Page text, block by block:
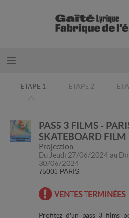
Retour
l'accueil
ETAPE 1 ETAPE 2
PASS 3 FILMS -
SKATEBOARD FILM
Projection
Du Jeudi 27/06/2024 au
30/06/2024
75003 PARIS
VENTES TERMINÉES
Profitez d'un pass 3 films